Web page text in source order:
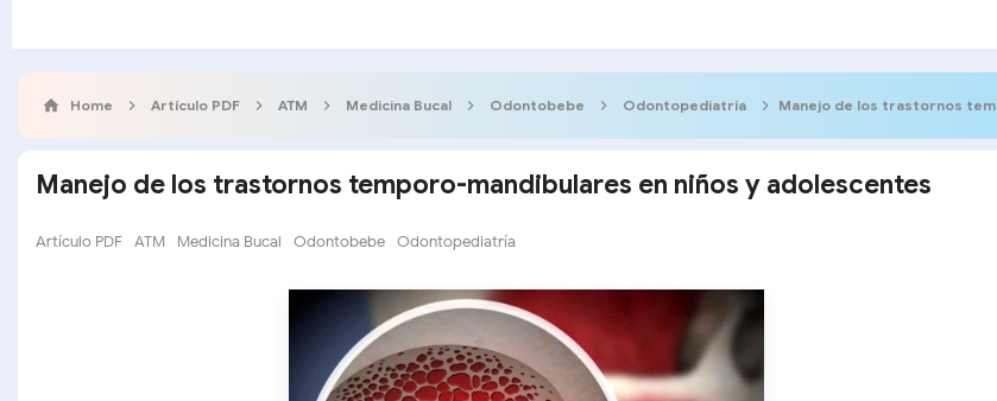
Home Artículo PDF ATM Medicina Bucal Odontobebe Odontopediatría Manejo de los trastornos temporo-mandibulares en niños y adolescentes
Manejo de los trastornos temporo-mandibulares en niños y adolescentes
Artículo PDF ATM Medicina Bucal Odontobebe Odontopediatría